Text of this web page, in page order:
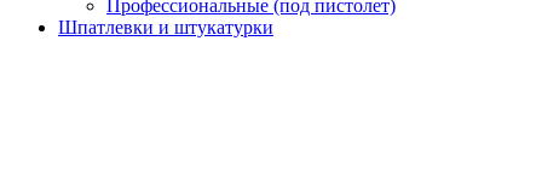
Профессиональные (под пистолет)
Шпатлевки и штукатурки